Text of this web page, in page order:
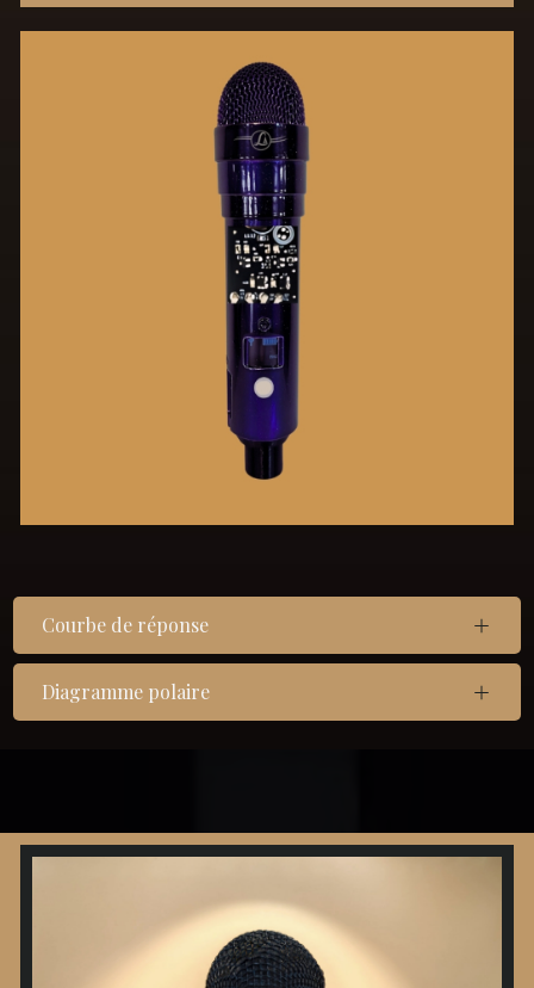
Courbe de réponse
Diagramme polaire